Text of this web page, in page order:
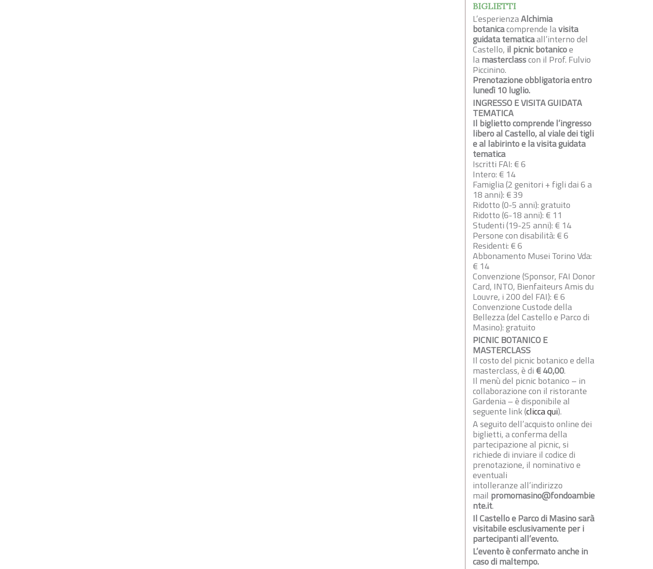
BIGLIETTI
L’esperienzaAlchimia
botanicacomprende lavisita
guidata tematicaall’interno del
Castello, il picnic botanicoe
lamasterclasscon il Prof. Fulvio
Piccinino.
Prenotazione obbligatoria entro
lunedì 10 luglio.
INGRESSO E VISITA GUIDATA
TEMATICA
Il biglietto comprende l’ingresso
libero al Castello, al viale dei tigli
e al labirinto e la visita guidata
tematica
Iscritti FAI: € 6
Intero: € 14
Famiglia (2 genitori + figli dai 6 a
18 anni): € 39
Ridotto (0-5 anni): gratuito
Ridotto (6-18 anni): € 11
Studenti (19-25 anni): € 14
Persone con disabilità: € 6
Residenti: € 6
Abbonamento Musei Torino Vda:
€ 14
Convenzione (Sponsor, FAI Donor
Card, INTO, Bienfaiteurs Amis du
Louvre, i 200 del FAI): € 6
Convenzione Custode della
Bellezza (del Castello e Parco di
Masino): gratuito
PICNIC BOTANICO E
MASTERCLASS
Il costo del picnic botanico e della
masterclass, è di € 40,00.
Il menù del picnic botanico – in
collaborazione con il ristorante
Gardenia – è disponibile al
seguente link (clicca qui).
A seguito dell’acquisto online dei
biglietti, a conferma della
partecipazione al picnic, si
richiede di inviare il codice di
prenotazione, il nominativo e
eventuali
intolleranze all’indirizzo
mail promomasino@fondoambie
nte.it.
Il Castello e Parco di Masino sarà
visitabile esclusivamente per i
partecipanti all’evento.
L’evento è confermato anche in
caso di maltempo.